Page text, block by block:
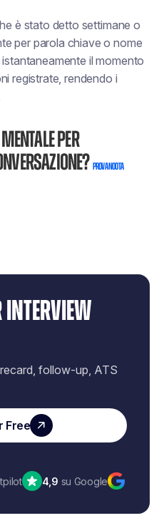
INTERVIEW
follow-up, ATS
Free
4,9 su Google
è stato detto settimane o
per parola chiave o nome
il momento
registrate, rendendo i
per
Prova Noota